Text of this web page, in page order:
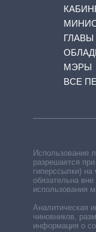
ГЛАВЫ
МЭРЫ
ВСЕ
Использование
разрешается
гиперссылки)
обязательна вне
использования
Аналитическая
чиновников,
информация о